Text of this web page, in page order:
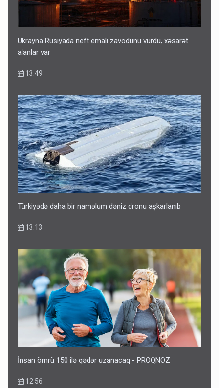
Ukrayna Rusiyada neft emalı zavodunu vurdu, xəsarət
alanlar var
13:49
Türkiyədə daha bir naməlum dəniz dronu aşkarlanıb
13:13
İnsan ömrü 150 ilə qədər uzanacaq - PROQNOZ
12:56